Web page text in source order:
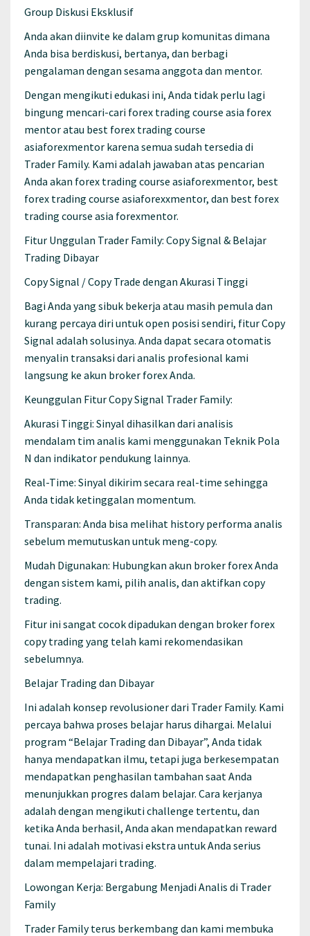
Group Diskusi Eksklusif
Anda akan diinvite ke dalam grup komunitas dimana
Anda bisa berdiskusi, bertanya, dan berbagi
pengalaman dengan sesama anggota dan mentor.
Dengan mengikuti edukasi ini, Anda tidak perlu lagi
bingung mencari-cari forex trading course asia forex
mentor atau best forex trading course
asiaforexmentor karena semua sudah tersedia di
Trader Family. Kami adalah jawaban atas pencarian
Anda akan forex trading course asiaforexmentor, best
forex trading course asiaforexxmentor, dan best forex
trading course asia forexmentor.
Fitur Unggulan Trader Family: Copy Signal & Belajar
Trading Dibayar
Copy Signal / Copy Trade dengan Akurasi Tinggi
Bagi Anda yang sibuk bekerja atau masih pemula dan
kurang percaya diri untuk open posisi sendiri, fitur Copy
Signal adalah solusinya. Anda dapat secara otomatis
menyalin transaksi dari analis profesional kami
langsung ke akun broker forex Anda.
Keunggulan Fitur Copy Signal Trader Family:
Akurasi Tinggi: Sinyal dihasilkan dari analisis
mendalam tim analis kami menggunakan Teknik Pola
N dan indikator pendukung lainnya.
Real-Time: Sinyal dikirim secara real-time sehingga
Anda tidak ketinggalan momentum.
Transparan: Anda bisa melihat history performa analis
sebelum memutuskan untuk meng-copy.
Mudah Digunakan: Hubungkan akun broker forex Anda
dengan sistem kami, pilih analis, dan aktifkan copy
trading.
Fitur ini sangat cocok dipadukan dengan broker forex
copy trading yang telah kami rekomendasikan
sebelumnya.
Belajar Trading dan Dibayar
Ini adalah konsep revolusioner dari Trader Family. Kami
percaya bahwa proses belajar harus dihargai. Melalui
program “Belajar Trading dan Dibayar”, Anda tidak
hanya mendapatkan ilmu, tetapi juga berkesempatan
mendapatkan penghasilan tambahan saat Anda
menunjukkan progres dalam belajar. Cara kerjanya
adalah dengan mengikuti challenge tertentu, dan
ketika Anda berhasil, Anda akan mendapatkan reward
tunai. Ini adalah motivasi ekstra untuk Anda serius
dalam mempelajari trading.
Lowongan Kerja: Bergabung Menjadi Analis di Trader
Family
Trader Family terus berkembang dan kami membuka